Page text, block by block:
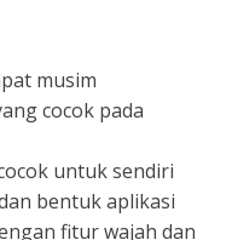
musim
cocok pada
untuk sendiri
bentuk aplikasi
fitur wajah dan